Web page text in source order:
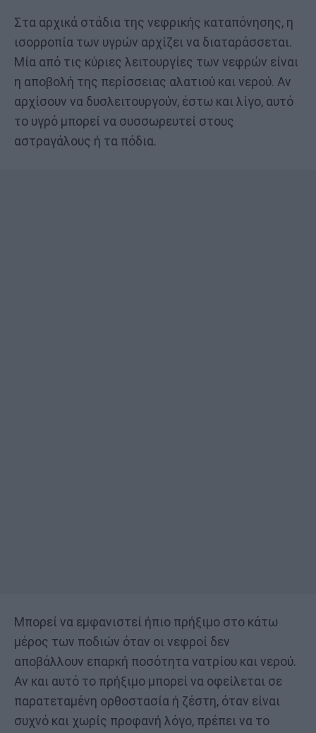
Στα αρχικά στάδια της νεφρικής καταπόνησης, η
ισορροπία των υγρών αρχίζει να διαταράσσεται.
Μία από τις κύριες λειτουργίες των νεφρών είναι
η αποβολή της περίσσειας αλατιού και νερού. Αν
αρχίσουν να δυσλειτουργούν, έστω και λίγο, αυτό
το υγρό μπορεί να συσσωρευτεί στους
αστραγάλους ή τα πόδια.
Μπορεί να εμφανιστεί ήπιο πρήξιμο στο κάτω
μέρος των ποδιών όταν οι νεφροί δεν
αποβάλλουν επαρκή ποσότητα νατρίου και νερού.
Αν και αυτό το πρήξιμο μπορεί να οφείλεται σε
παρατεταμένη ορθοστασία ή ζέστη, όταν είναι
συχνό και χωρίς προφανή λόγο, πρέπει να το